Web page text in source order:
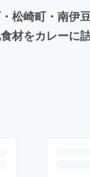
松崎町・南伊
材をカレーに